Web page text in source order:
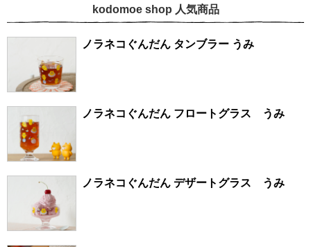
kodomoe shop 人気商品
ノラネコぐんだん タンブラー うみ
ノラネコぐんだん フロートグラス うみ
ノラネコぐんだん デザートグラス うみ